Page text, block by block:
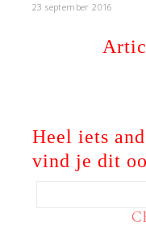
23 september 2016
Heel iets
vind je dit